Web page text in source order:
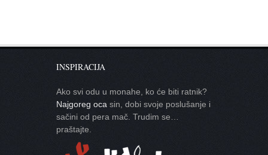
INSPIRACIJA
Ako svi odu u monahe, ko će biti ratnik?
Najgoreg oca sin, dobi svoje poslušanje i
sačini od pera mač. Trudim se…
praštajte.